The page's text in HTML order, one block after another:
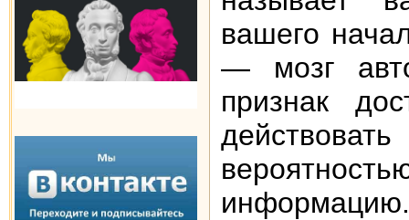
вашего
— мозг
признак
информацию.